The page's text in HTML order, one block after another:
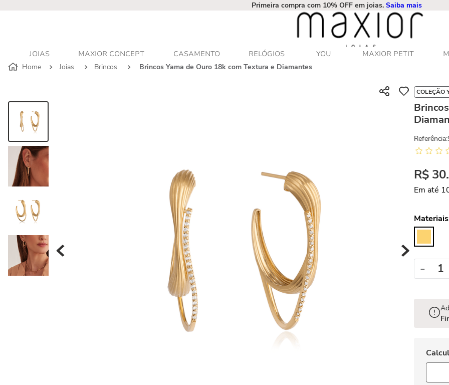
Primeira compra com 10% OFF em joias. Saiba mais
JOIAS MAXIOR CONCEPT CASAMENTO RELÓGIOS YOU MAXIOR PETIT
Joias
Brincos Brincos Yama de Ouro 18k com Textura e Diamantes
COLEÇÃO
Referência:
R$ 30.
Em até
－